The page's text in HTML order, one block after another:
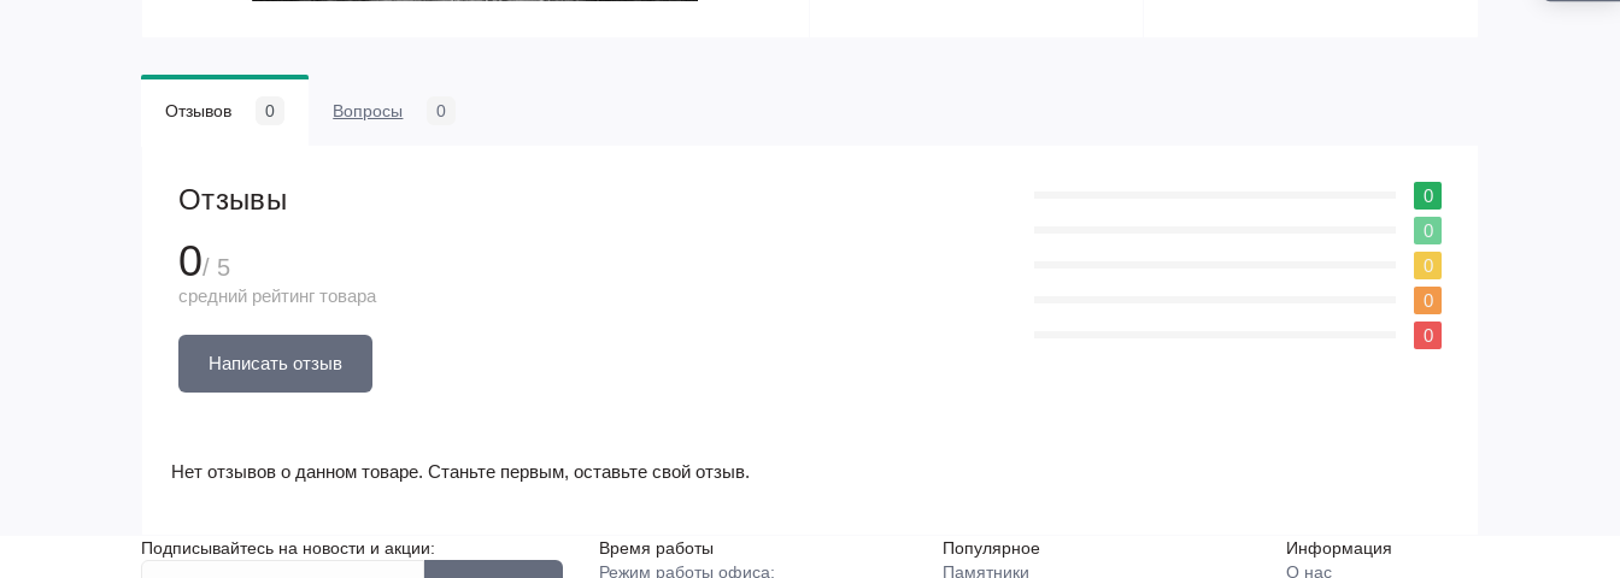
Отзывов 0 Вопросы 0
Отзывы
0/ 5
средний рейтинг товара
Написать отзыв
0
0
0
0
0
Нет отзывов о данном товаре. Станьте первым, оставьте свой отзыв.
Подписывайтесь на новости и акции:
Время работы
Режим работы офиса:
Популярное
Памятники
Информация
О нас